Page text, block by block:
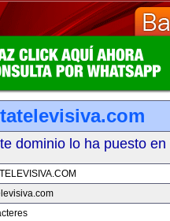
dominio lo ha puesto en